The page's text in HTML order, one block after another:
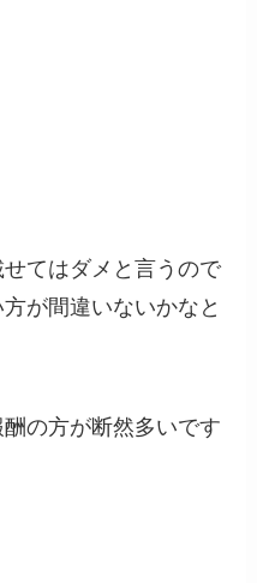
てはダメと言うので
が間違いないかなと
の方が断然多いです